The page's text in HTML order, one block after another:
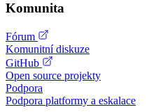
Komunita
Fórum
Komunitní diskuze
GitHub
Open source projekty
Podpora
Podpora platformy a eskalace